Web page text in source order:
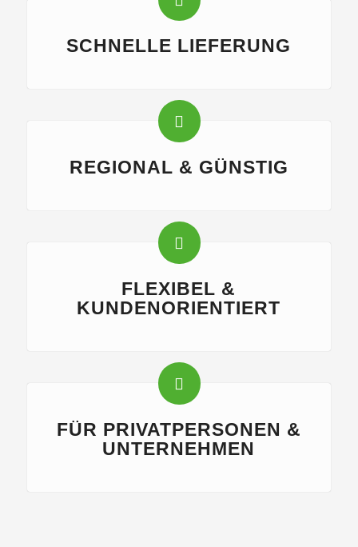
SCHNELLE LIEFERUNG
REGIONAL & GÜNSTIG
FLEXIBEL &
KUNDENORIENTIERT
FÜR PRIVATPERSONEN &
UNTERNEHMEN